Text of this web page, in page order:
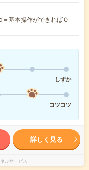
基本操作ができればＯ
しずか
コツコツ
詳しく見る
ルサービス